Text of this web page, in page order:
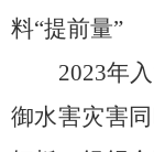
料“提前量”
2023年
御水害灾害